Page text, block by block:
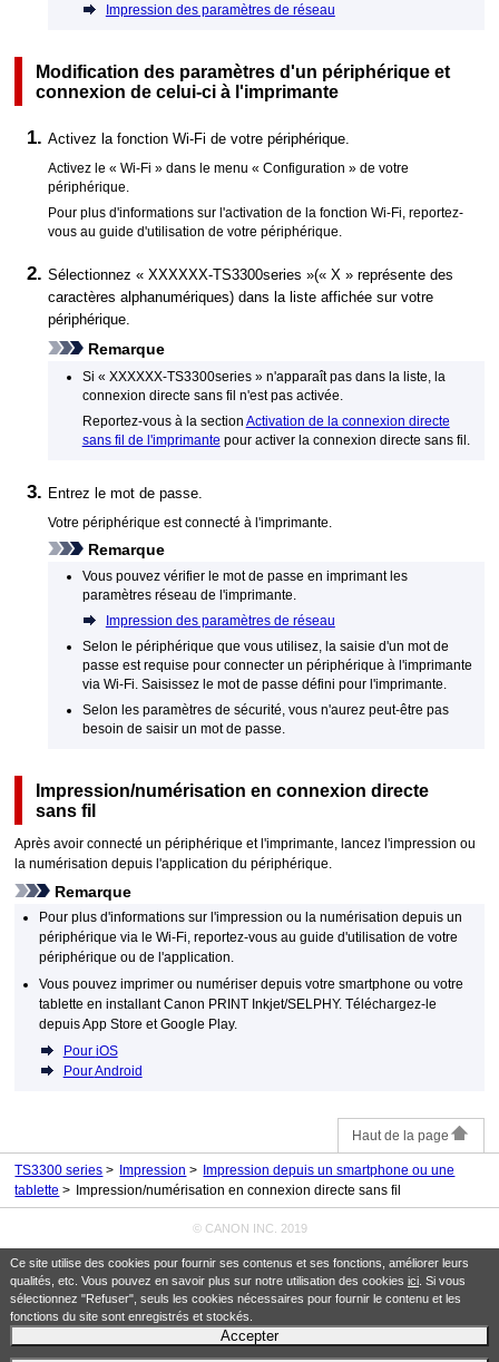
Ce site utilise des cookies pour fournir ses contenus et ses fonctions, améliorer leurs
qualités, etc. Vous pouvez en savoir plus sur notre utilisation des cookies ici. Si vous
sélectionnez "Refuser", seuls les cookies nécessaires pour fournir le contenu et les
fonctions du site sont enregistrés et stockés.
Accepter
Impression des paramètres de réseau
Modification des paramètres d'un périphérique et
connexion de celui-ci à l'imprimante
Activez la fonctionWi-Fi de votre périphérique.
Activez le «Wi-Fi » dans le menu « Configuration » de votre
périphérique.
Pour plus d'informations sur l'activation de la fonctionWi-Fi , reportez-
vous au guide d'utilisation de votre périphérique.
Sélectionnez « XXXXXX-TS3300series »(« X » représente des
caractères alphanumériques) dans la liste affichée sur votre
périphérique.
Remarque
Si « XXXXXX-TS3300series » n'apparaît pas dans la liste, la
connexion directe sans fil n'est pas activée.
Reportez-vous à la section Activation de la connexion directe
sans fil de l'imprimante pour activer la connexion directe sans fil.
Entrez le mot de passe.
Votre périphérique est connecté à l'imprimante
Remarque
Vous pouvez vérifier le mot de passe en imprimant les
paramètres réseau de l'imprimante
Impression des paramètres de réseau
Selon le périphérique que vous utilisez, la saisie d'un mot de
passe est requise pour connecter un périphérique à l'imprimante
via Wi-Fi Saisissez le mot de passe défini pour l'imprimante
Selon les paramètres de sécurité, vous n'aurez peut-être pas
besoin de saisir un mot de passe.
Impression/numérisation en connexion directe
sans fil
Après avoir connecté un périphérique et l'imprimante , lancez l'impression ou
la numérisation depuis l'application du périphérique.
Remarque
Pour plus d'informations sur l'impression ou la numérisation depuis un
périphérique via leWi-Fi , reportez-vous au guide d'utilisation de votre
périphérique ou de l'application.
Vous pouvez imprimer ou numériser depuis votre smartphone ou votre
tablette en installantCanon PRINT Inkjet/SELPHY. Téléchargez-le
depuisApp Store etGoogle Play.
Pour iOS
PourAndroid
Haut de la page
TS3300 series Impression
Impression depuis un smartphone ou une
tablette
Impression/numérisation en connexion directe sans fil
© CANON INC. 2019